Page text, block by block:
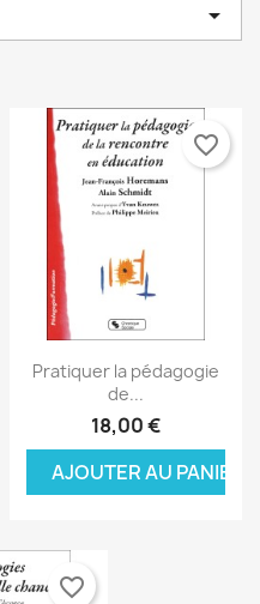

Aperçu rapide
Pratiquer la pédagogie
de...
18,00 €
AJOUTER AU PANIER
favorite_border
favorite_border